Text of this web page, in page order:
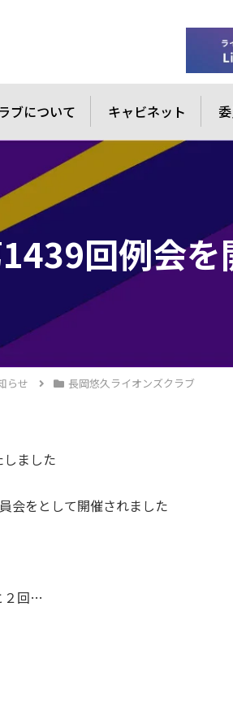
ブについて キャビネット
回例会を
らせ 長岡悠久ライオンズクラブ
ました
会をとして開催されました
２回…